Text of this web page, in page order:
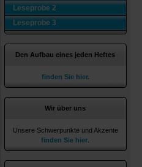
Leseprobe 2
Leseprobe 3
Den Aufbau eines jeden Heftes
finden Sie hier.
Wir über uns
Unsere Schwerpunkte und Akzente
finden Sie hier